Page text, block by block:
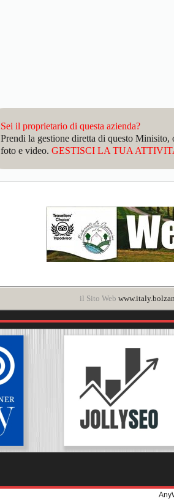
Sei il proprietario di questa azienda?
Prendi la gestione diretta di questo
foto e video. GESTISCI LA TUA
il Sito Web